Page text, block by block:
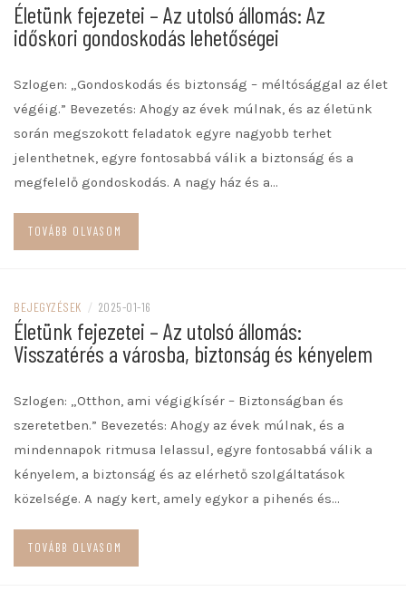
Életünk fejezetei – Az utolsó állomás: Az
időskori gondoskodás lehetőségei
Szlogen: „Gondoskodás és biztonság – méltósággal az élet
végéig.” Bevezetés: Ahogy az évek múlnak, és az életünk
során megszokott feladatok egyre nagyobb terhet
jelenthetnek, egyre fontosabbá válik a biztonság és a
megfelelő gondoskodás. A nagy ház és a…
TOVÁBB OLVASOM
BEJEGYZÉSEK / 2025-01-16
Életünk fejezetei – Az utolsó állomás:
Visszatérés a városba, biztonság és kényelem
Szlogen: „Otthon, ami végigkísér – Biztonságban és
szeretetben.” Bevezetés: Ahogy az évek múlnak, és a
mindennapok ritmusa lelassul, egyre fontosabbá válik a
kényelem, a biztonság és az elérhető szolgáltatások
közelsége. A nagy kert, amely egykor a pihenés és…
TOVÁBB OLVASOM